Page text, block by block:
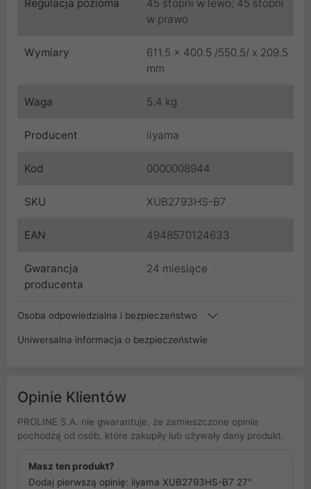
Regulacja pozioma
45 stopni w lewo; 45 stopni
w prawo
Wymiary
611.5 x 400.5 /550.5/ x 209.5
mm
Waga 5.4 kg
Producent iiyama
Kod 0000008944
SKU XUB2793HS-B7
EAN 4948570124633
Gwarancja
producenta
24 miesiące
Osoba odpowiedzialna i bezpieczeństwo
Uniwersalna informacja o bezpieczeństwie
Opinie Klientów
PROLINE S.A. nie gwarantuje, że zamieszczone opinie
pochodzą od osób, które zakupiły lub używały dany produkt.
Masz ten produkt?
Dodaj pierwszą opinię: iiyama XUB2793HS-B7 27"